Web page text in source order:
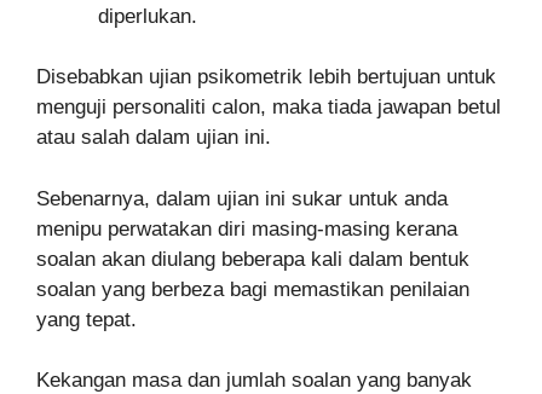
diperlukan.
Disebabkan ujian psikometrik lebih bertujuan untuk
menguji personaliti calon, maka tiada jawapan betul
atau salah dalam ujian ini.
Sebenarnya, dalam ujian ini sukar untuk anda
menipu perwatakan diri masing-masing kerana
soalan akan diulang beberapa kali dalam bentuk
soalan yang berbeza bagi memastikan penilaian
yang tepat.
Kekangan masa dan jumlah soalan yang banyak